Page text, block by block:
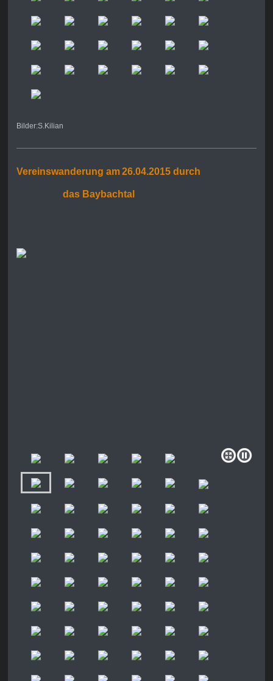
Bilder:S.Kilian
Vereinswanderung am26.04.2015 durch
das Baybachtal